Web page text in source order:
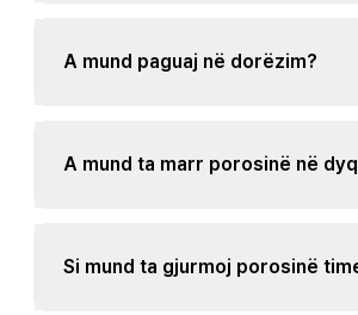
A mund paguaj në dorëzim?
A mund ta marr porosinë në
Si mund ta gjurmoj porosinë